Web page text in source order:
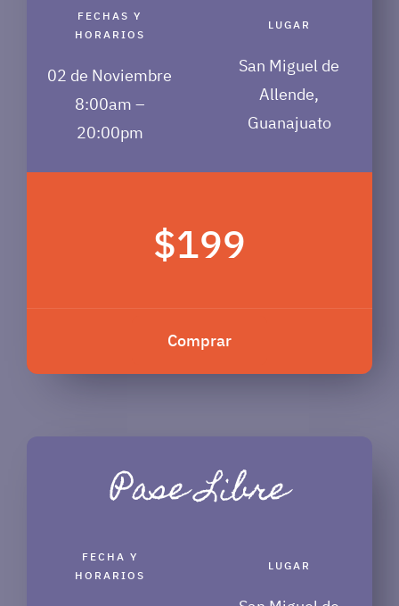
FECHAS Y
HORARIOS
02 de Noviembre
8:00am –
20:00pm
LUGAR
San Miguel de
Allende,
Guanajuato
$199
Comprar
Pase Libre
FECHA Y
HORARIOS
LUGAR